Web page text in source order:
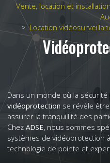
Vente, location et
Location
Dans un monde où la
vidéoprotection se révèle
assurer la tranquillité des
Chez ADSE, nous sommes
systèmes de vidéoprotection
technologie de pointe et